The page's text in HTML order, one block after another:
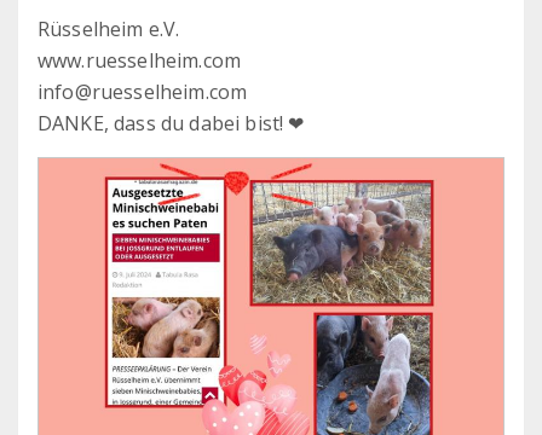
Rüsselheim e.V.
www.ruesselheim.com
info@ruesselheim.com
DANKE, dass du dabei bist! ❤